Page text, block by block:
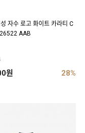
자수 로고 화이트 카라티 C
AAB
원 28%